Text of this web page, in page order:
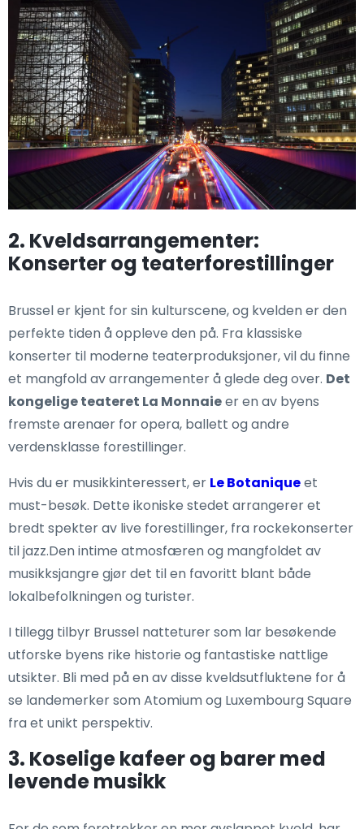
2. Kveldsarrangementer:
Konserter og teaterforestillinger
Brussel er kjent for sin kulturscene, og kvelden er den
perfekte tiden å oppleve den på. Fra klassiske
konserter til moderne teaterproduksjoner, vil du finne
et mangfold av arrangementer å glede deg over. Det
kongelige teateret La Monnaieer en av byens
fremste arenaer for opera, ballett og andre
verdensklasse forestillinger.
Hvis du er musikkinteressert, er Le Botaniqueet
must-besøk. Dette ikoniske stedet arrangerer et
bredt spekter av live forestillinger, fra rockekonserter
til jazz.Den intime atmosfæren og mangfoldet av
musikksjangre gjør det til en favoritt blant både
lokalbefolkningen og turister.
I tillegg tilbyr Brussel natteturer som lar besøkende
utforske byens rike historie og fantastiske nattlige
utsikter. Bli med på en av disse kveldsutfluktene for å
se landemerker som Atomium og Luxembourg Square
fra et unikt perspektiv.
3. Koselige kafeer og barer med
levende musikk